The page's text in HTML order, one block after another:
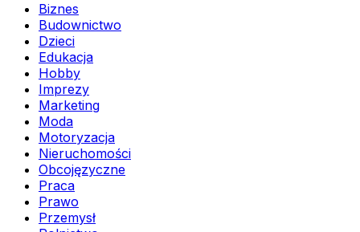
Biznes
Budownictwo
Dzieci
Edukacja
Hobby
Imprezy
Marketing
Moda
Motoryzacja
Nieruchomości
Obcojęzyczne
Praca
Prawo
Przemysł